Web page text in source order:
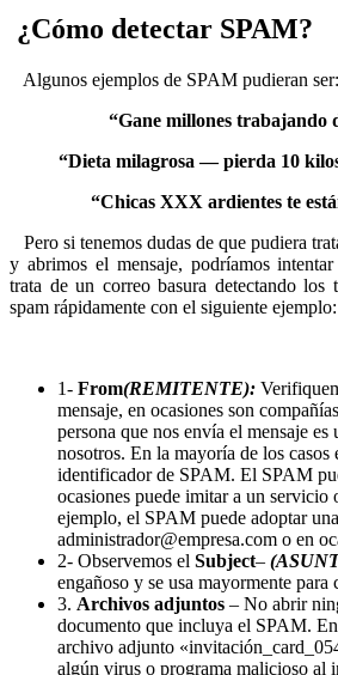
¿Cómo detectar SPAM?
Algunos ejemplos de SPAM pudieran ser:
“Gane millones trabajando
“Dieta milagrosa — pierda 10
“Chicas XXX ardientes te
Pero si tenemos dudas de que pudiera
y abrimos el mensaje, podríamos
trata de un correo basura detectando los
spam rápidamente con el siguiente ejemplo:
1- From(REMITENTE):
mensaje, en ocasiones son
persona que nos envía el mensaje es
nosotros. En la mayoría de los casos
identificador de SPAM. El SPAM
ocasiones puede imitar a un servicio
ejemplo, el SPAM puede adoptar
administrador@empresa.com o en
2- Observemos el Subject–
engañoso y se usa mayormente para
3. Archivos adjuntos – No abrir
documento que incluya el SPAM.
archivo adjunto
algún virus o programa malicioso al